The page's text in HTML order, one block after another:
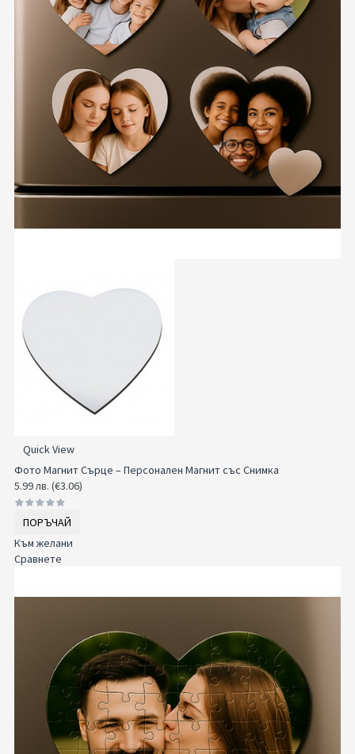
Quick View
Фото Магнит Сърце – Персонален Магнит със Снимка
5.99 лв. (€3.06)
ПОРЪЧАЙ
Към желани
Сравнете